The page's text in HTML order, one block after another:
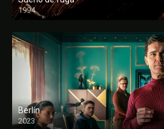
1994
FULL HD
Berlín
2023